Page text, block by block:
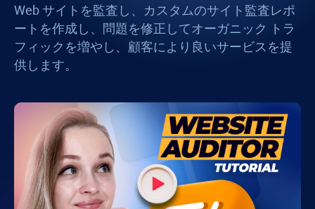
Web サイトを監査し、カスタムのサイト監査レポ
ートを作成し、問題を修正してオーガニック トラ
フィックを増やし、顧客により良いサービスを提
供します。